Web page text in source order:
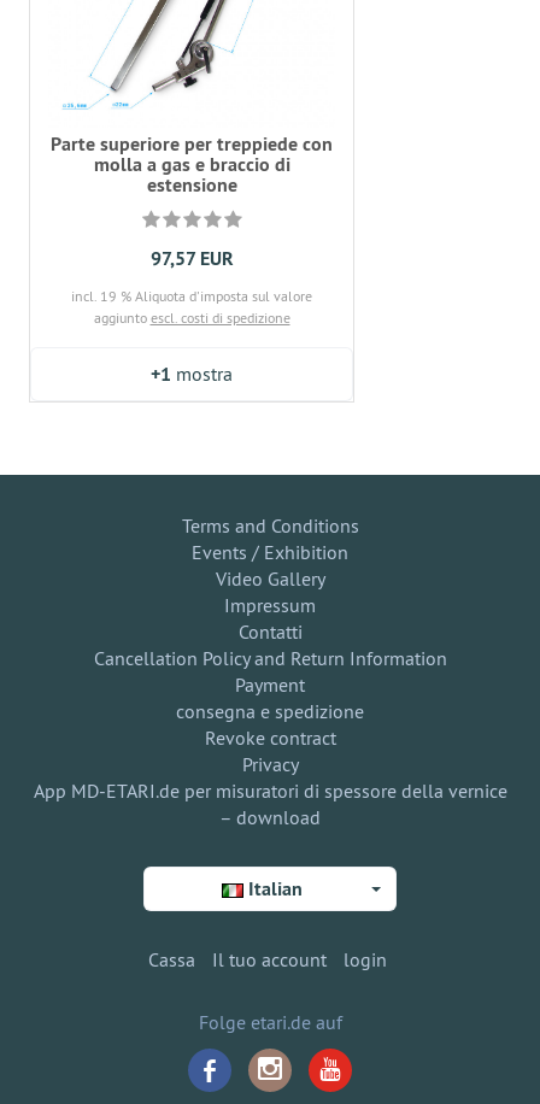
Parte superiore per treppiede con
molla a gas e braccio di
estensione
97,57 EUR
incl. 19 % Aliquota d'imposta sul valore
aggiunto escl. costi di spedizione
+1 mostra
Terms and Conditions
Events / Exhibition
Video Gallery
Impressum
Contatti
Cancellation Policy and Return Information
Payment
consegna e spedizione
Revoke contract
Privacy
App MD-ETARI.de per misuratori di spessore della vernice
– download
Italian
Cassa Il tuo account login
Folge etari.de auf